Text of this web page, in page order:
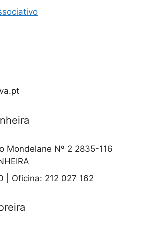
Mondelane Nº 2 2835-116
| Oficina: 212 027 162